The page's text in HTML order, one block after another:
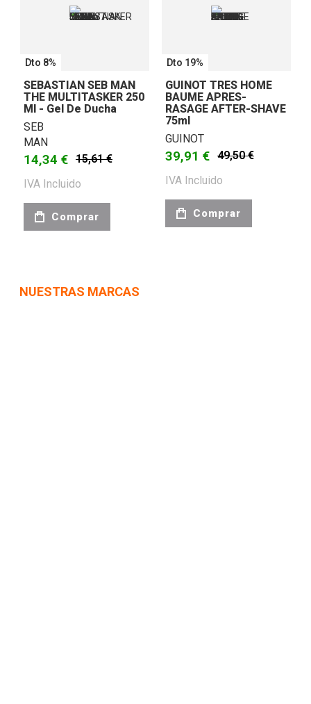
Dto 8%
SEBASTIAN SEB MAN
THE MULTITASKER 250
Ml - Gel De Ducha
SEB
MAN
14,34 € 15,61 €
IVA Incluido
Comprar
Dto 19%
GUINOT TRES HOME
BAUME APRES-
RASAGE AFTER-SHAVE
75ml
GUINOT
39,91 € 49,50 €
IVA Incluido
Comprar
NUESTRAS MARCAS